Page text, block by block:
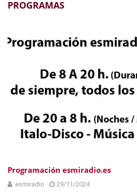
PROGRAMAS
Programación esmiradio.es
esmiradio 29/11/2024